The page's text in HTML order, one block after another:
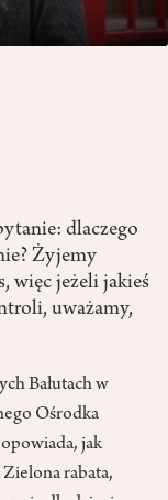
dlaczego
Żyjemy
więc jeżeli jakieś
uważamy,
Bałutach w
Ośrodka
jak
rabata,